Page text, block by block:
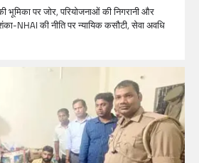
भूमिका पर जोर, परियोजनाओं की निगरानी और
NHAI की नीति पर न्यायिक कसौटी, सेवा अवधि